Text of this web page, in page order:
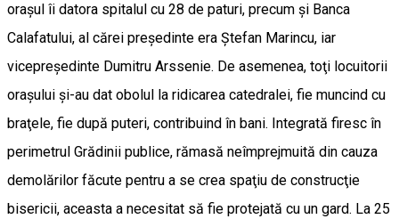
oraşul îi datora spitalul cu 28 de paturi, precum şi Banca
Calafatului, al cărei preşedinte era Ştefan Marincu, iar
vicepreşedinte Dumitru Arssenie. De asemenea, toţi locuitorii
oraşului şi-au dat obolul la ridicarea catedralei, fie muncind cu
braţele, fie după puteri, contribuind în bani. Integrată firesc în
perimetrul Grădinii publice, rămasă neîmprejmuită din cauza
demolărilor făcute pentru a se crea spaţiu de construcţie
bisericii, aceasta a necesitat să fie protejată cu un gard. La 25